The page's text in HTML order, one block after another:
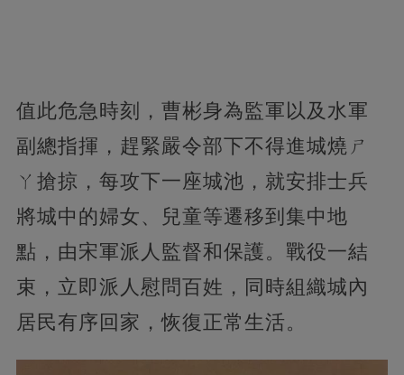
值此危急時刻，曹彬身為監軍以及水軍
副總指揮，趕緊嚴令部下不得進城燒ㄕ
ㄚ搶掠，每攻下一座城池，就安排士兵
將城中的婦女、兒童等遷移到集中地
點，由宋軍派人監督和保護。戰役一結
束，立即派人慰問百姓，同時組織城內
居民有序回家，恢復正常生活。